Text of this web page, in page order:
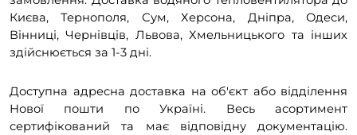
Києва, Тернополя, Сум, Херсона, Дніпра, Одеси,
Вінниці, Чернівців, Львова, Хмельницького та інших
здійснюється за 1-3 дні.
Доступна адресна доставка на об'єкт або відділення
Нової пошти по Україні. Весь асортимент
сертифікований та має відповідну документацію.